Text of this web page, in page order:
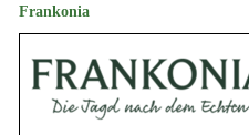
Frankonia